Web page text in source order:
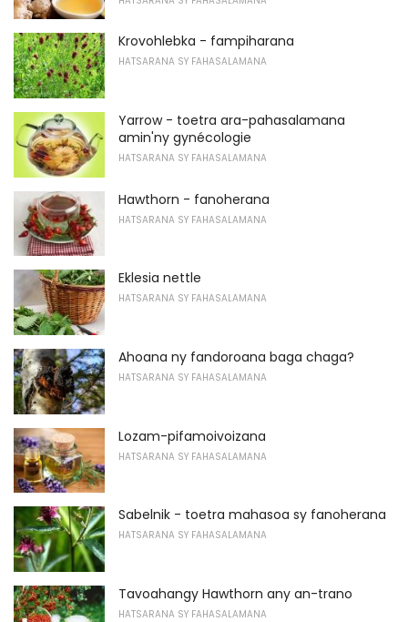
Krovohlebka - fampiharana
HATSARANA SY FAHASALAMANA
Yarrow - toetra ara-pahasalamana
amin'ny gynécologie
HATSARANA SY FAHASALAMANA
Hawthorn - fanoherana
HATSARANA SY FAHASALAMANA
Eklesia nettle
HATSARANA SY FAHASALAMANA
Ahoana ny fandoroana baga chaga?
HATSARANA SY FAHASALAMANA
Lozam-pifamoivoizana
HATSARANA SY FAHASALAMANA
Sabelnik - toetra mahasoa sy fanoherana
HATSARANA SY FAHASALAMANA
Tavoahangy Hawthorn any an-trano
HATSARANA SY FAHASALAMANA